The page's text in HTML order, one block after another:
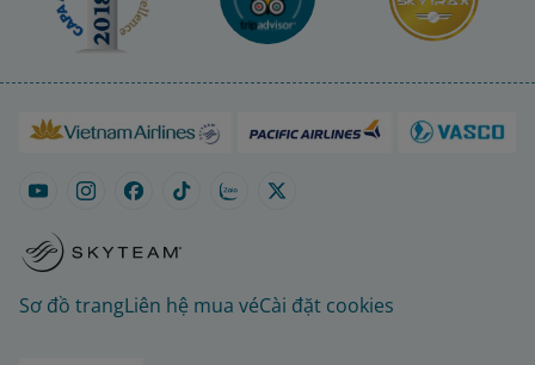
Sơ đồ trangLiên hệ mua véCài đặt cookies